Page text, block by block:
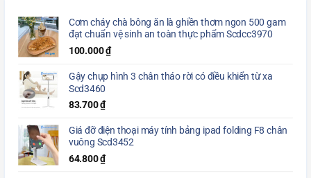
Cơm cháy chà bông ăn là ghiền thơm ngon 500 gam
đạt chuẩn vệ sinh an toàn thực phẩm Scdcc3970
100.000₫
Gậy chụp hình 3 chân tháo rời có điều khiển từ xa
Scd3460
83.700₫
Giá đỡ điện thoại máy tính bảng ipad folding F8 chân
vuông Scd3452
64.800₫